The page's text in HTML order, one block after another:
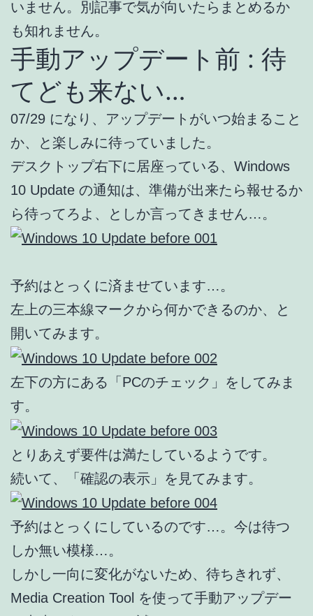
いません。別記事で気が向いたらまとめるか
も知れません。
手動アップデート前 : 待
てども来ない…
07/29 になり、アップデートがいつ始まること
か、と楽しみに待っていました。
デスクトップ右下に居座っている、Windows
10 Update の通知は、準備が出来たら報せるか
ら待ってろよ、としか言ってきません…。
予約はとっくに済ませています…。
左上の三本線マークから何かできるのか、と
開いてみます。
左下の方にある「PCのチェック」をしてみま
す。
とりあえず要件は満たしているようです。
続いて、「確認の表示」を見てみます。
予約はとっくにしているのです…。今は待つ
しか無い模様…。
しかし一向に変化がないため、待ちきれず、
Media Creation Tool を使って手動アップデー